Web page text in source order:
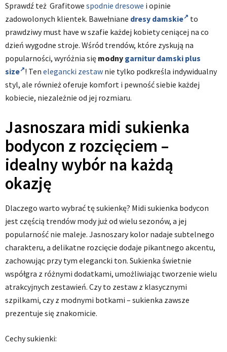
Sprawdź też Grafitowe spodnie dresowe i opinie
zadowolonych klientek. Bawełniane dresy damskie
to
prawdziwy must have w szafie każdej kobiety ceniącej na co
dzień wygodne stroje. Wśród trendów, które zyskują na
popularności, wyróżnia się modny garnitur damski plus
size ! Ten elegancki zestaw nie tylko podkreśla indywidualny
styl, ale również oferuje komfort i pewność siebie każdej
kobiecie, niezależnie od jej rozmiaru.
Jasnoszara midi sukienka
bodycon z rozcięciem –
idealny wybór na każdą
okazję
Dlaczego warto wybrać tę sukienkę? Midi sukienka bodycon
jest częścią trendów mody już od wielu sezonów, a jej
popularność nie maleje. Jasnoszary kolor nadaje subtelnego
charakteru, a delikatne rozcięcie dodaje pikantnego akcentu,
zachowując przy tym elegancki ton. Sukienka świetnie
współgra z różnymi dodatkami, umożliwiając tworzenie wielu
atrakcyjnych zestawień. Czy to zestaw z klasycznymi
szpilkami, czy z modnymi botkami – sukienka zawsze
prezentuje się znakomicie.
Cechy sukienki: